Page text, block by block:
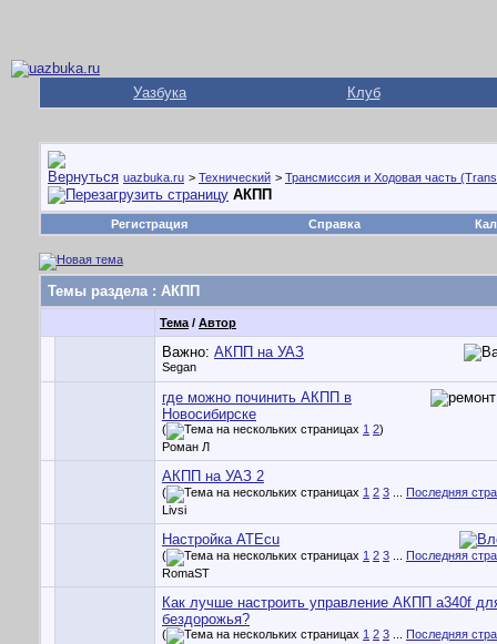
Уазбука Клуб
uazbuka.ru > Технический > Трансмиссия и Ходовая часть
АКПП
Регистрация Справка
Темы раздела: АКПП
Тема / Автор
Важно: АКПП на УАЗ
Segan
где можно починить АКПП в
Новосибирске
( 1 2)
Роман Л
АКПП на УАЗ 2
( 1 2 3
Последняя
Livsi
Настройка ATEcu
( 1 2 3
Последняя
RomaST
Как лучше настроить управление АКПП a340f
бездорожья?
( 1 2 3
Последняя